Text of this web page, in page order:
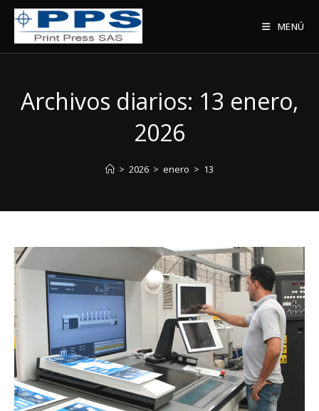
Saltar
contenido
MENÚ
Archivos diarios: 13 enero,
2026
> 2026 > enero > 13